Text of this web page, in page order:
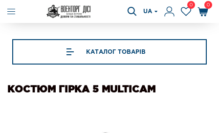
UA
0 0
КАТАЛОГ ТОВАРІВ
КОСТЮМ ГІРКА 5 MULTICAM